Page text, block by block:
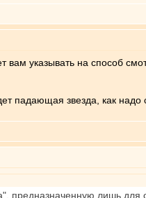
указывать на способ
падающая звезда, как
предназначенную лишь